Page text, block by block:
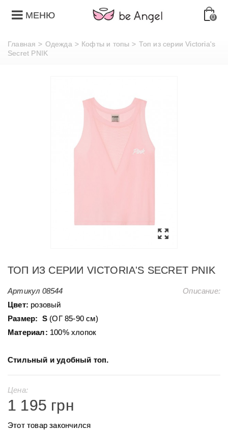
МЕНЮ 0
Главная > Одежда > Кофты и топы > Топ из серии Victoria's
Secret PNIK
ТОП ИЗ СЕРИИ VICTORIA'S SECRET PNIK
Артикул 08544
Описание:
Цвет: розовый
Размер: S (ОГ 85-90 см)
Материал: 100% хлопок
Стильный и удобный топ.
Цена:
1 195 грн
Этот товар закончился